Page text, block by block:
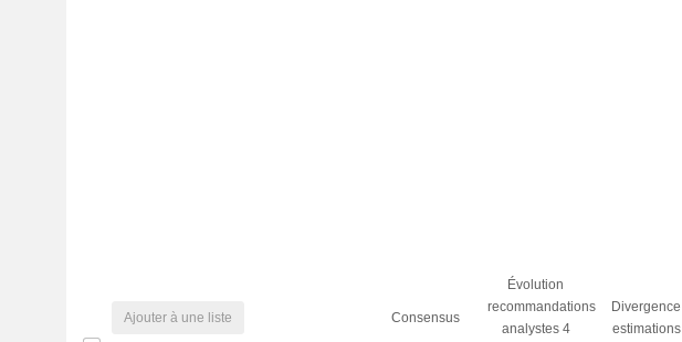
Ajouter à une liste Consensus
Évolution
recommandations
analystes 4
Divergence
estimations